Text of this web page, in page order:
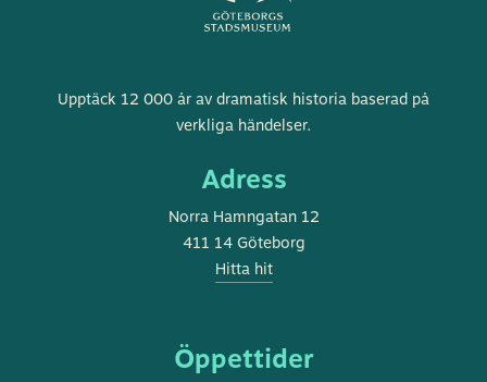
Göteborgs
stadsmuseum
Upptäck 12 000 år av dramatisk historia baserad på
verkliga händelser.
Adress
Norra Hamngatan 12
411 14 Göteborg
Hitta hit
Öppettider